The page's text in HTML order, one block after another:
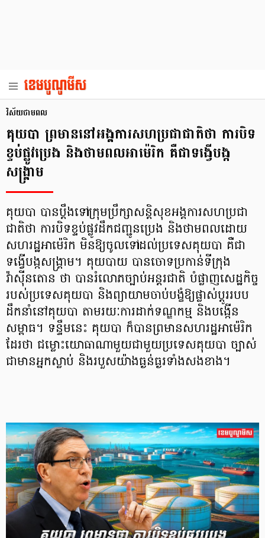
វិស័យថាមពល
គុយបា ​ព្រមាន​នៅអង្គការសហប្រជាជាតិថា ការបិទ
ខ្ទប់ផ្លូវប្រេង និងថាមពលអាម៉េរិក គឺជាទង្វើ​បង្ក
សង្គ្រាម
គុយបា បានប្ដឹងទៅ​ក្រុមប្រឹក្សាសន្តិសុខអង្គការសហប្រជា
ជាតិថា ការ​បិទខ្ទប់​ផ្លូវដឹកជញ្ជូនប្រេង និងថាមពលដោយ​
សហរដ្ឋអាម៉េរិក មិន​ឱ្យចូល​ទៅ​ដល់​ប្រទេសគុយបា គឺជា
ទង្វើបង្កសង្គ្រាម។ គុយ​បាយ បានចោទប្រកាន់ទីក្រុង
វ៉ាស៊ីនតោន ថា បានរំលោភច្បាប់អន្តរជាតិ បំផ្លាញសេដ្ឋកិច្ច
របស់ប្រទេសគុយបា និងព្យាយាមចាប់បង្ខំឱ្យផ្លាស់ប្តូររបប
ដឹកនាំនៅគុយបា តាមរយៈ​ការដាក់​ទណ្ឌកម្ម និងបង្កើន
សម្ពាធ។ ទន្ទឹម​នេះ គុយបា ក៏បានព្រមាន​ស​ហ​រដ្ឋអាម៉េរិក
ដែរថា ជម្លោះយោធាណាមួយជាមួយប្រទេសគុយបា ច្បាស់
ជាមានអ្នកស្លាប់ និងរបួសយ៉ាងធ្ងន់ធ្ងរ​ទាំង​សង​ខាង។